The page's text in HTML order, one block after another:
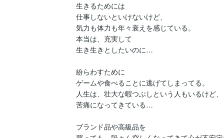
生きるためには
仕事しないといけないけど、
気力も体力も年々衰えを感じている。
本当は、充実して
生き生きとしたいのに…
紛らわすために
ゲームや食べることに逃げてしまってる。
人生は、壮大な暇つぶしという人もいるけど、
苦痛になってきている…
ブランド品や高級品を